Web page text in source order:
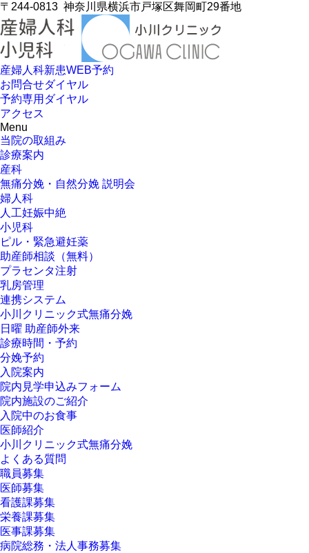
〒244-0813 神奈川県横浜市戸塚区舞岡町29番地
産婦人科新患WEB予約
お問合せダイヤル
予約専用ダイヤル
アクセス
Menu
当院の取組み
診療案内
産科
無痛分娩・自然分娩 説明会
婦人科
人工妊娠中絶
小児科
ピル・緊急避妊薬
助産師相談（無料）
プラセンタ注射
乳房管理
連携システム
小川クリニック式無痛分娩
日曜 助産師外来
診療時間・予約
分娩予約
入院案内
院内見学申込みフォーム
院内施設のご紹介
入院中のお食事
医師紹介
小川クリニック式無痛分娩
よくある質問
職員募集
医師募集
看護課募集
栄養課募集
医事課募集
病院総務・法人事務募集